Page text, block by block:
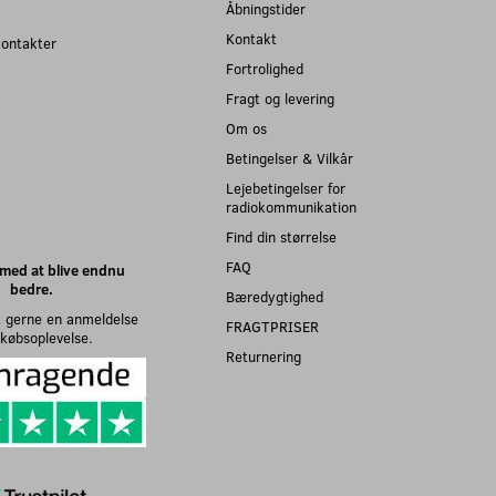
at blive endnu
bedre.
en anmeldelse
Åbningstider
Kontakt
Fortrolighed
Fragt og levering
Om os
Betingelser & Vilkår
Lejebetingelser for
radiokommunikation
Find din størrelse
FAQ
Bæredygtighed
FRAGTPRISER
Returnering